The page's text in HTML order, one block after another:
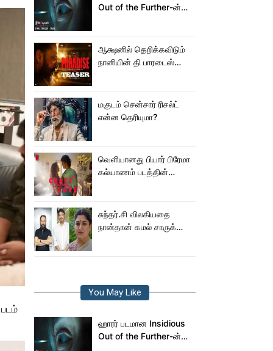
Out of the Further-ன்
ஆக்ஷனில் தெறிக்கவிடும்
நானியின் தி பாரடைஸ்
மகுடம் சென்சார் ரிசல்ட்
என்ன தெரியுமா?
வெளியானது பியார் பிரேமா
கல்யாணம் படத்தின்
சுந்தர்.சி விலகியதை
நான்தான் கமல் சாருக்கே
You May Like
ஹாரர் படமான Insidious
Out of the Further-ன்